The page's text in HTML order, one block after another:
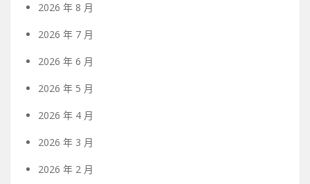
2026 年 8 月
2026 年 7 月
2026 年 6 月
2026 年 5 月
2026 年 4 月
2026 年 3 月
2026 年 2 月